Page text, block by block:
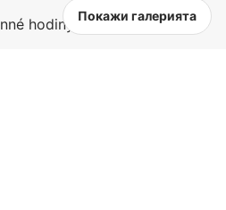
Покажи галерията